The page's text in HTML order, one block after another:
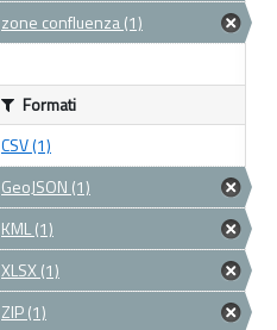
zone confluenza (1)
Formati
CSV (1)
GeoJSON (1)
KML (1)
XLSX (1)
ZIP (1)